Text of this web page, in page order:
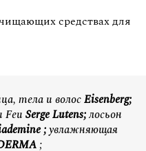
средствах для
тела и волосEisenberg;
Feu Serge Lutens;лосьон
;увлажняющая
;